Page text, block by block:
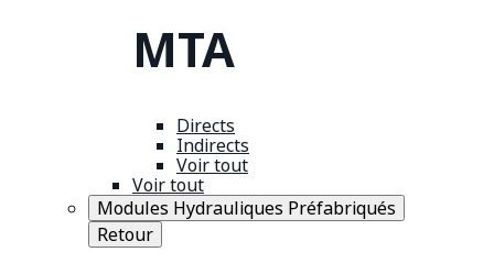
MTA
Directs
Indirects
Voir tout
Voir tout
Modules Hydrauliques Préfabriqués
Retour